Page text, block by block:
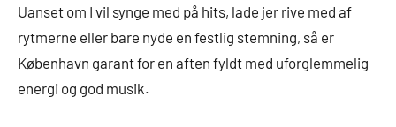
Uanset om I vil synge med på hits, lade jer rive med af
rytmerne eller bare nyde en festlig stemning, så er
København garant for en aften fyldt med uforglemmelig
energi og god musik.